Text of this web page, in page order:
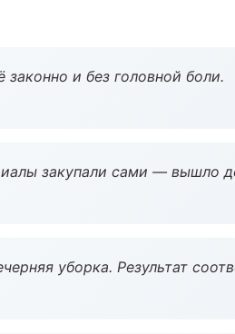
законно и без головной боли.
закупали сами — вышло
уборка. Результат